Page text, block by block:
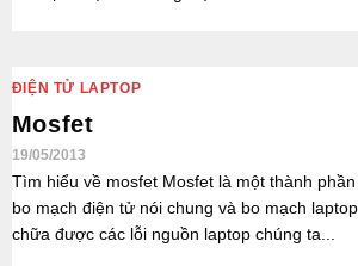
ĐIỆN TỬ LAPTOP
Mosfet
19/05/2013
Tìm hiểu về mosfet Mosfet là một thành
bo mạch điện tử nói chung và bo mạch
chữa được các lỗi nguồn laptop chúng ta...